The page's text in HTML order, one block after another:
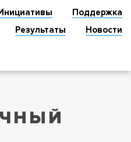
Поддержка
Результаты
Новости